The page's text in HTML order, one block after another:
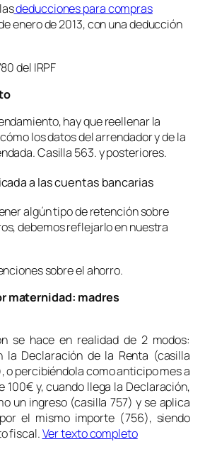
deducciones para compras
enero de 2013, con una deducción
del IRPF
hay que reellenar la
los datos del arrendador y de la
Casilla 563. y posteriores.
a las cuentas bancarias
algún tipo de retención sobre
debemos reflejarlo en nuestra
sobre el ahorro.
maternidad: madres
se hace en realidad de 2 modos:
la Declaración de la Renta (casilla
o percibiéndola como anticipo mes a
100€ y, cuando llega la Declaración,
un ingreso (casilla 757) y se aplica
el mismo importe (756), siendo
fiscal.Ver texto completo